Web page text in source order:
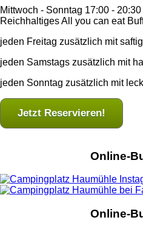
Mittwoch - Sonntag 17:00 -
Reichhaltiges All you can eat
jeden Freitag zusätzlich mit
jeden Samstags zusätzlich mit
jeden Sonntag zusätzlich mit
Jetzt Reservieren!
Online-
Online-